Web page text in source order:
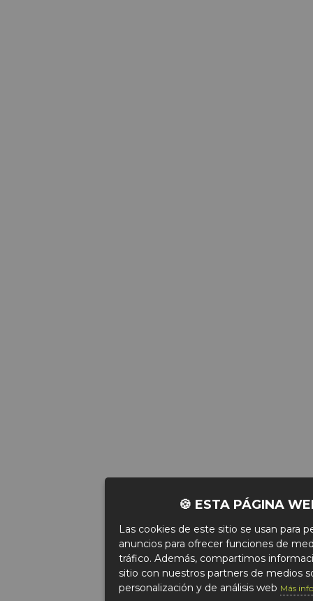
🍪 ESTA PÁGINA
Las cookies de este sitio se usan para
anuncios para ofrecer funciones de
tráfico. Además, compartimos
sitio con nuestros partners de medios
personalización y de análisis web Más